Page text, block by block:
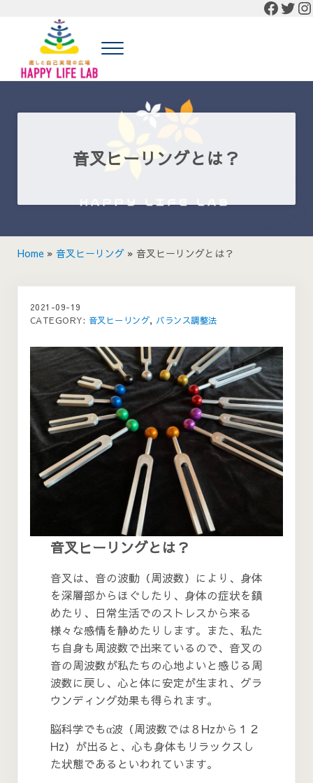
Menu
音叉ヒーリングとは？
Home » 音叉ヒーリング » 音叉ヒーリングとは？
2021-09-19
CATEGORY: 音叉ヒーリング, バランス調整法
音叉ヒーリングとは？
音叉は、音の波動（周波数）により、身体
を深層部からほぐしたり、身体の症状を鎮
めたり、日常生活でのストレスから来る
様々な感情を静めたりします。また、私た
ち自身も周波数で出来ているので、音叉の
音の周波数が私たちの心地よいと感じる周
波数に戻し、心と体に安定が生まれ、グラ
ウンディング効果も得られます。
脳科学でもα波（周波数では８Hzから１２
Hz）が出ると、心も身体もリラックスし
た状態であるといわれています。